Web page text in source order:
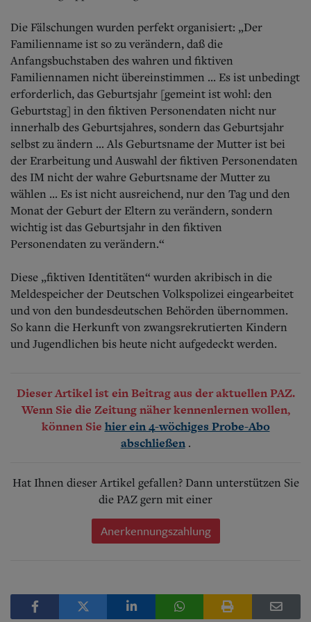
Die Fälschungen wurden perfekt organisiert: „Der
Familienname ist so zu verändern, daß die
Anfangsbuchstaben des wahren und fiktiven
Familiennamen nicht übereinstimmen ... Es ist unbedingt
erforderlich, das Geburtsjahr [gemeint ist wohl: den
Geburtstag] in den fiktiven Personendaten nicht nur
innerhalb des Geburtsjahres, sondern das Geburtsjahr
selbst zu ändern ... Als Geburtsname der Mutter ist bei
der Erarbeitung und Auswahl der fiktiven Personendaten
des IM nicht der wahre Geburtsname der Mutter zu
wählen ... Es ist nicht ausreichend, nur den Tag und den
Monat der Geburt der Eltern zu verändern, sondern
wichtig ist das Geburtsjahr in den fiktiven
Personendaten zu verändern.“
Diese „fiktiven Identitäten“ wurden akribisch in die
Meldespeicher der Deutschen Volkspolizei eingearbeitet
und von den bundesdeutschen Behörden übernommen.
So kann die Herkunft von zwangsrekrutierten Kindern
und Jugendlichen bis heute nicht aufgedeckt werden.
Dieser Artikel ist ein Beitrag aus der aktuellen PAZ.
Wenn Sie die Zeitung näher kennenlernen wollen,
können Sie hier ein 4-wöchiges Probe-Abo
abschließen .
Hat Ihnen dieser Artikel gefallen? Dann unterstützen Sie
die PAZ gern mit einer
Anerkennungszahlung